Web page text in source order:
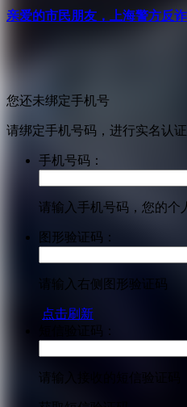
亲爱的市民朋友，上海警方反
您还未绑定手机号
请绑定手机号码，进行实名认证
手机号码：
请输入手机号码，您的个
图形验证码：
请输入右侧图形验证码
点击刷新
短信验证码：
请输入接收的短信验证码